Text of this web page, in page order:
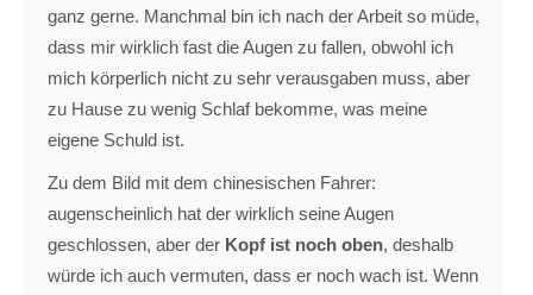
ganz gerne. Manchmal bin ich nach der Arbeit so müde,
dass mir wirklich fast die Augen zu fallen, obwohl ich
mich körperlich nicht zu sehr verausgaben muss, aber
zu Hause zu wenig Schlaf bekomme, was meine
eigene Schuld ist.
Zu dem Bild mit dem chinesischen Fahrer:
augenscheinlich hat der wirklich seine Augen
geschlossen, aber der Kopf ist noch oben, deshalb
würde ich auch vermuten, dass er noch wach ist. Wenn